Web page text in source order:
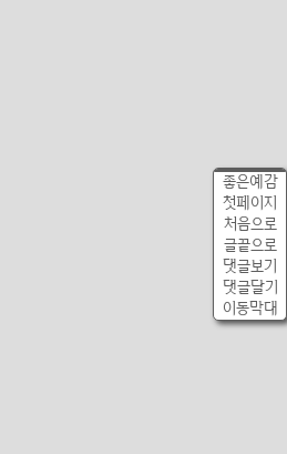
좋은예감
첫페이지
처음으로
글끝으로
댓글보기
댓글달기
이동막대